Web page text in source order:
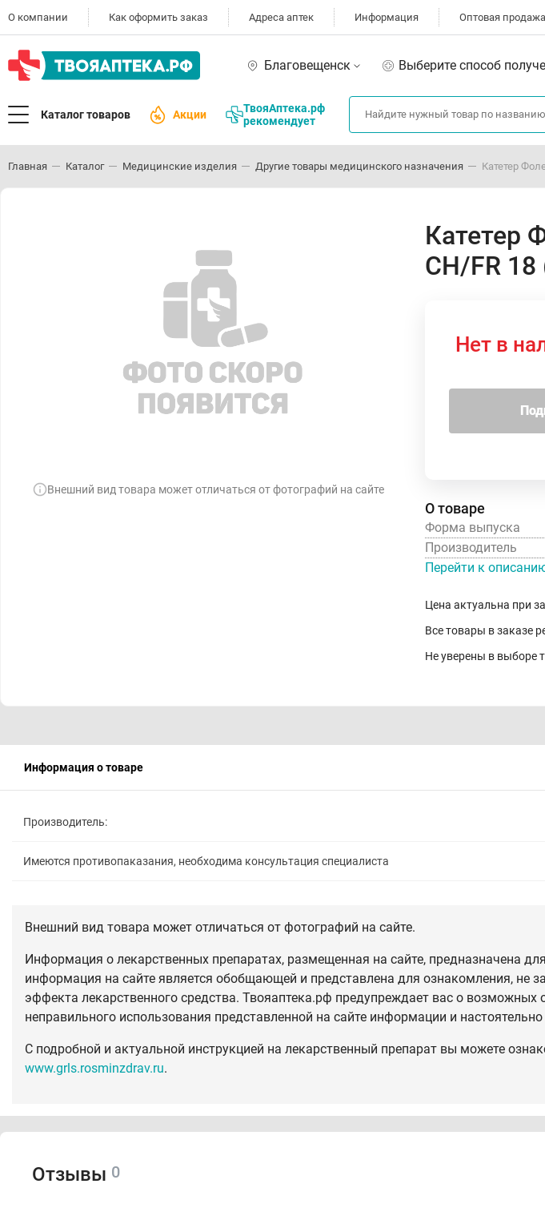
О компании Как оформить заказ Адреса аптек Информация Оптовая
Благовещенск Выберите способ
Каталог товаров Акции
ТвояАптека.рф
рекомендует
Главная Каталог Медицинские изделия Другие товары медицинского назначения Катетер
Внешний вид товара может отличаться от фотографий на сайте
Катетер
CH/FR
Нет в
О товаре
Форма выпуска
Производитель
Перейти к
Цена актуальна при
Все товары в заказе
Не уверены в выборе
Информация о товаре
Производитель:
Имеются противопаказания, необходима консультация специалиста
Внешний вид товара может отличаться от фотографий на сайте.
Информация о лекарственных препаратах, размещенная на сайте, предназначена
информация на сайте является обобщающей и представлена для ознакомления, не
эффекта лекарственного средства. Твояаптека.рф предупреждает вас о возможных
неправильного использования представленной на сайте информации и
С подробной и актуальной инструкцией на лекарственный препарат вы можете
www.grls.rosminzdrav.ru.
Отзывы 0